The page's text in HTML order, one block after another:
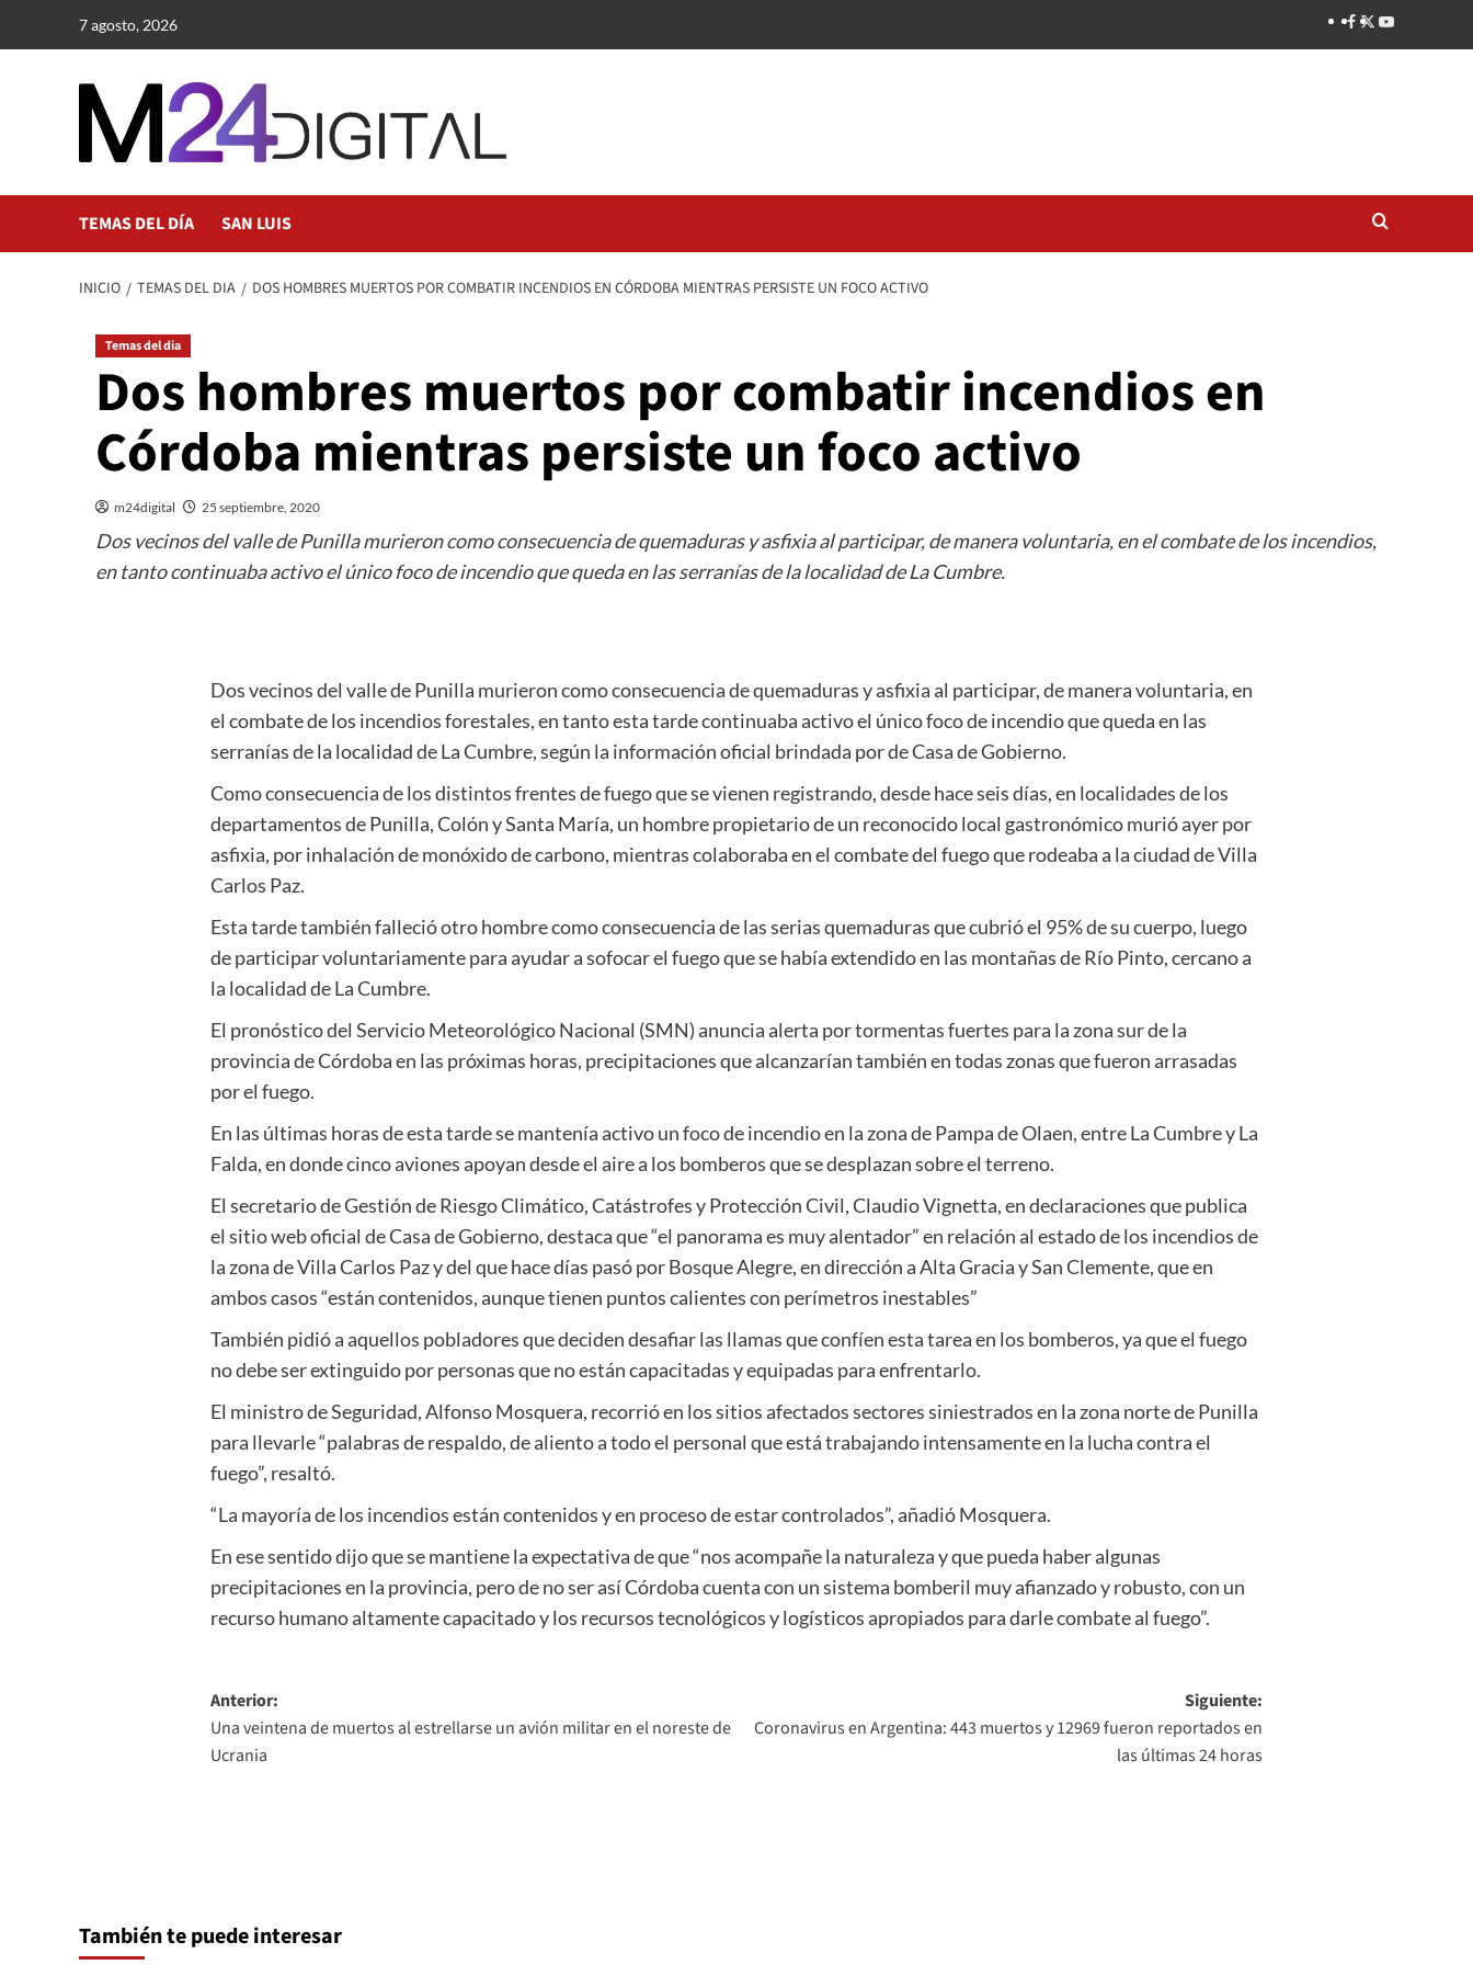
7 agosto, 2026
TEMAS DEL DÍA SAN LUIS
INICIO TEMAS DEL DIA DOS HOMBRES MUERTOS POR COMBATIR INCENDIOS EN CÓRDOBA MIENTRAS PERSISTE UN FOCO ACTIVO
Temas del dia
Dos hombres muertos por combatir incendios en
Córdoba mientras persiste un foco activo
m24digital 25 septiembre, 2020
Dos vecinos del valle de Punilla murieron como consecuencia de quemaduras y asfixia al participar, de manera voluntaria, en el combate de los incendios,
en tanto continuaba activo el único foco de incendio que queda en las serranías de la localidad de La Cumbre.
Dos vecinos del valle de Punilla murieron como consecuencia de quemaduras y asfixia al participar, de manera voluntaria, en
el combate de los incendios forestales, en tanto esta tarde continuaba activo el único foco de incendio que queda en las
serranías de la localidad de La Cumbre, según la información oficial brindada por de Casa de Gobierno.
Como consecuencia de los distintos frentes de fuego que se vienen registrando, desde hace seis días, en localidades de los
departamentos de Punilla, Colón y Santa María, un hombre propietario de un reconocido local gastronómico murió ayer por
asfixia, por inhalación de monóxido de carbono, mientras colaboraba en el combate del fuego que rodeaba a la ciudad de Villa
Carlos Paz.
Esta tarde también falleció otro hombre como consecuencia de las serias quemaduras que cubrió el 95% de su cuerpo, luego
de participar voluntariamente para ayudar a sofocar el fuego que se había extendido en las montañas de Río Pinto, cercano a
la localidad de La Cumbre.
El pronóstico del Servicio Meteorológico Nacional (SMN) anuncia alerta por tormentas fuertes para la zona sur de la
provincia de Córdoba en las próximas horas, precipitaciones que alcanzarían también en todas zonas que fueron arrasadas
por el fuego.
En las últimas horas de esta tarde se mantenía activo un foco de incendio en la zona de Pampa de Olaen, entre La Cumbre y La
Falda, en donde cinco aviones apoyan desde el aire a los bomberos que se desplazan sobre el terreno.
El secretario de Gestión de Riesgo Climático, Catástrofes y Protección Civil, Claudio Vignetta, en declaraciones que publica
el sitio web oficial de Casa de Gobierno, destaca que “el panorama es muy alentador” en relación al estado de los incendios de
la zona de Villa Carlos Paz y del que hace días pasó por Bosque Alegre, en dirección a Alta Gracia y San Clemente, que en
ambos casos “están contenidos, aunque tienen puntos calientes con perímetros inestables”
También pidió a aquellos pobladores que deciden desafiar las llamas que confíen esta tarea en los bomberos, ya que el fuego
no debe ser extinguido por personas que no están capacitadas y equipadas para enfrentarlo.
El ministro de Seguridad, Alfonso Mosquera, recorrió en los sitios afectados sectores siniestrados en la zona norte de Punilla
para llevarle “palabras de respaldo, de aliento a todo el personal que está trabajando intensamente en la lucha contra el
fuego”, resaltó.
“La mayoría de los incendios están contenidos y en proceso de estar controlados”, añadió Mosquera.
En ese sentido dijo que se mantiene la expectativa de que “nos acompañe la naturaleza y que pueda haber algunas
precipitaciones en la provincia, pero de no ser así Córdoba cuenta con un sistema bomberil muy afianzado y robusto, con un
recurso humano altamente capacitado y los recursos tecnológicos y logísticos apropiados para darle combate al fuego”.
Navegación
de
entradas
Anterior:
Una veintena de muertos al estrellarse un avión militar en el noreste de
Ucrania
Siguiente:
Coronavirus en Argentina: 443 muertos y 12969 fueron reportados en
las últimas 24 horas
También te puede interesar